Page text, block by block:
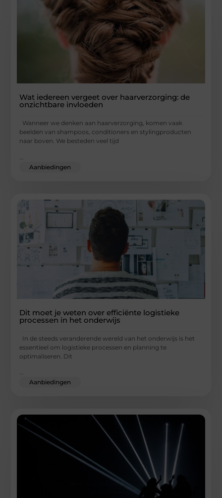
Wat iedereen vergeet over haarverzorging: de
onzichtbare invloeden
Wanneer we denken aan haarverzorging, komen vaak
beelden van shampoos, conditioners en stylingproducten
naar boven. We besteden veel tijd
Aanbiedingen
Dit moet je weten over efficiënte logistieke
processen in het onderwijs
In de steeds veranderende wereld van het onderwijs is het
essentieel om logistieke processen en planning te
optimaliseren. Dit
...
Aanbiedingen